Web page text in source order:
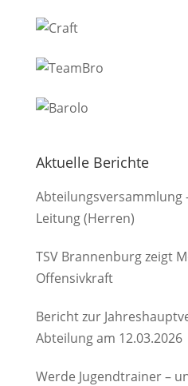
Aktuelle Berichte
Abteilungsversammlung
Leitung (Herren)
TSV Brannenburg zeigt
Offensivkraft
Bericht zur
Abteilung am 12.03.2026
Werde Jugendtrainer –